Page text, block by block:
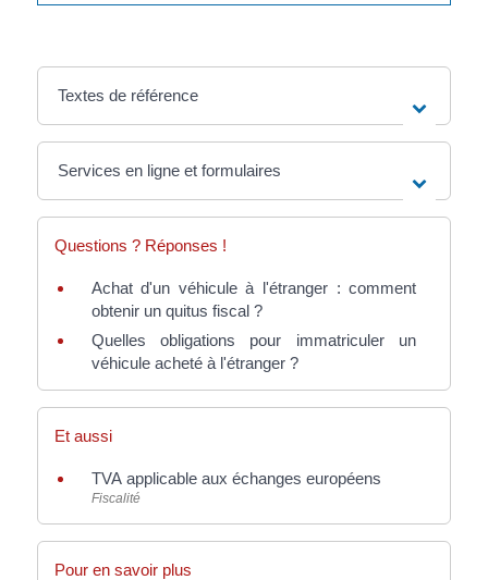
Textes de référence
Services en ligne et formulaires
Questions ? Réponses !
Achat d'un véhicule à l'étranger : comment
obtenir un quitus fiscal ?
Quelles obligations pour immatriculer un
véhicule acheté à l'étranger ?
Et aussi
TVA applicable aux échanges européens
Fiscalité
Pour en savoir plus